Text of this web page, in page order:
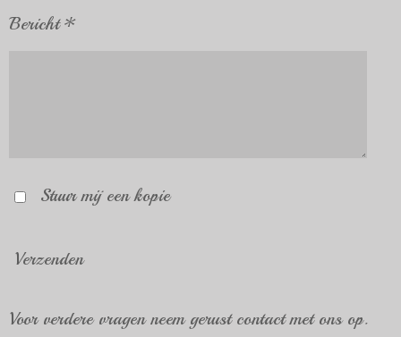
Bericht *
Stuur mij een kopie
Verzenden
Voor verdere vragen neem gerust contact met ons op.